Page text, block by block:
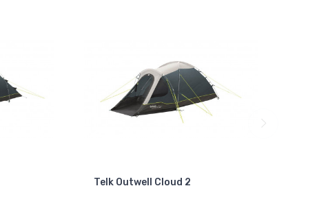
Telk Outwell Cloud 2